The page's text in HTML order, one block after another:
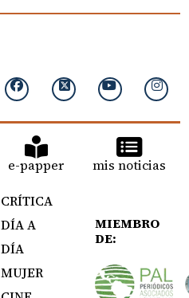
e-papper mis noticias
CRÍTICA
DÍA A
DÍA
MUJER
MIEMBRO
DE: